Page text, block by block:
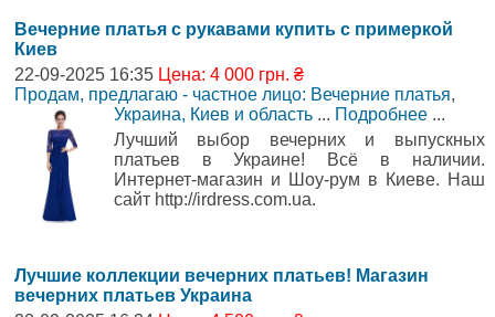
Вечерние платья с рукавами купить с примеркой
Киев
22-09-2025 16:35 Цена: 4 000 грн. ₴
Продам, предлагаю - частное лицо: Вечерние платья,
Украина, Киев и область ... Подробнее ...
Лучший выбор вечерних и выпускных
платьев в Украине! Всё в наличии.
Интернет-магазин и Шоу-рум в Киеве. Наш
сайт http://irdress.com.ua.
Лучшие коллекции вечерних платьев! Магазин
вечерних платьев Украина